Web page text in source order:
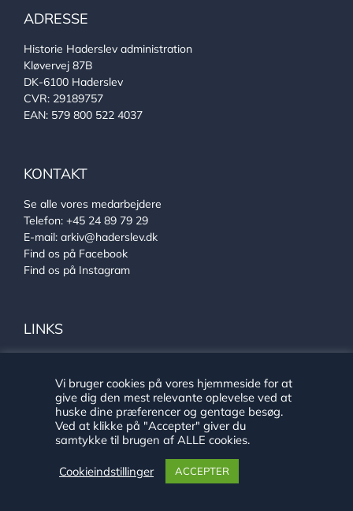
ADRESSE
Historie Haderslev administration
Kløvervej 87B
DK-6100 Haderslev
CVR: 29189757
EAN: 579 800 522 4037
KONTAKT
Se alle vores medarbejdere
Telefon: +45 24 89 79 29
E-mail: arkiv@haderslev.dk
Find os på Facebook
Find os på Instagram
LINKS
Sønderjysk arkivsamarbejde
Vi bruger cookies på vores hjemmeside for at
give dig den mest relevante oplevelse ved at
huske dine præferencer og gentage besøg.
Ved at klikke på "Accepter" giver du
samtykke til brugen af ALLE cookies.
Cookieindstillinger ACCEPTER